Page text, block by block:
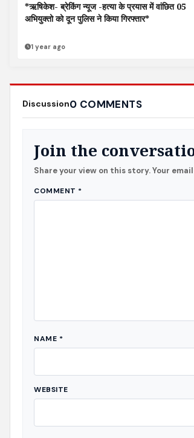
*ऋषिकेश- ब्रेकिंग न्यूज -हत्या के प्रयास में वांछित 05
अभियुक्तो को दून पुलिस ने किया गिरफ्तार*
1 year ago
Discussion0 COMMENTS
Join the
Share your view on this story. Your
COMMENT *
NAME *
WEBSITE